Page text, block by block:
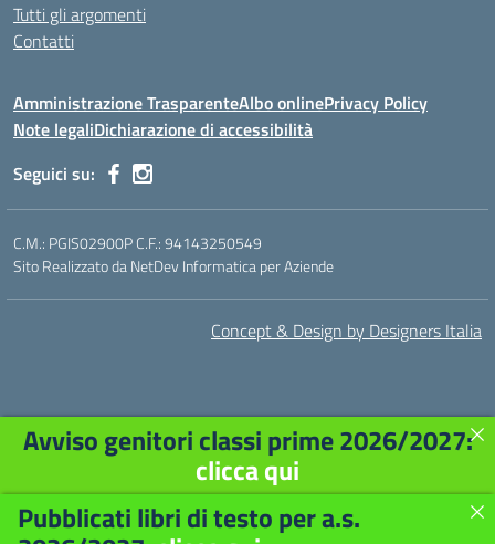
Tutti gli argomenti
Contatti
Amministrazione TrasparenteAlbo onlinePrivacy Policy
Note legaliDichiarazione di accessibilità
Seguici su:
C.M.: PGIS02900P C.F.: 94143250549
Sito Realizzato da NetDev Informatica per Aziende
Concept & Design by Designers Italia
Avviso genitori classi prime 2026/2027:
clicca qui
Pubblicati libri di testo per a.s.